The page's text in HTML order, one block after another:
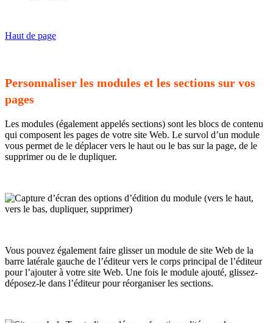
Haut de page
Personnaliser les modules et les sections sur vos
pages
Les modules (également appelés sections) sont les blocs de contenu
qui composent les pages de votre site Web. Le survol d’un module
vous permet de le déplacer vers le haut ou le bas sur la page, de le
supprimer ou de le dupliquer.
Vous pouvez également faire glisser un module de site Web de la
barre latérale gauche de l’éditeur vers le corps principal de l’éditeur
pour l’ajouter à votre site Web. Une fois le module ajouté, glissez-
déposez-le dans l’éditeur pour réorganiser les sections.